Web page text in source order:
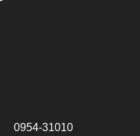
0954-31010